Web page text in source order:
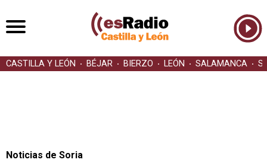
CASTILLA Y LEÓN BÉJAR BIERZO LEÓN SALAMANCA
Noticias de Soria